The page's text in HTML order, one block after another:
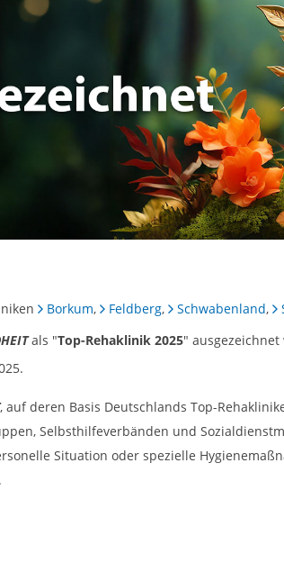
Borkum, Feldberg, Schwabenland,
als "Top-Rehaklinik 2025"
, auf deren Basis Deutschlands Top-
Selbsthilfeverbänden und
Situation oder spezielle
.